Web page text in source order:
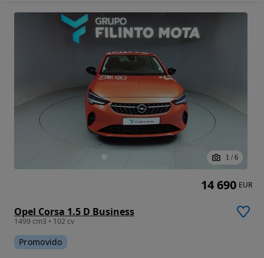
1 / 6
Opel Corsa 1.5 D Business
1499 cm3 • 102 cv
Promovido
14 690 EUR